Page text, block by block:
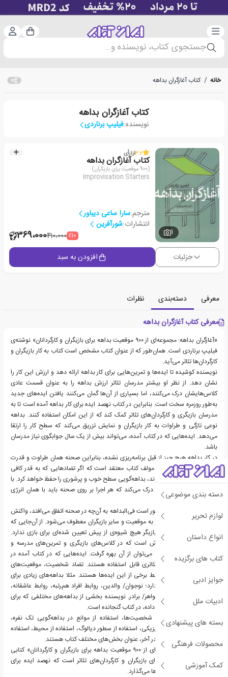
دسته‌بندی سبد
جستجوی کتاب، نویسنده و...
دسته بندی موضوعی
لوازم تحریر
انواع داستان
کتاب های برگزیده
جوایز ادبی
ادبیات ملل
بسته های پیشنهادی
محصولات فرهنگی
کمک آموزشی
خانه / کتاب آغازگران بداهه
کتاب آغازگران بداهه
نویسنده:فیلیپ برناردی
1
3.2از1رأی
کتاب آغازگران بداهه
(900 موقعیت برای بازیگران)
Improvisation Starters
مترجم:سارا ساعی دیباور
انتشارات:شورآفرین
٪10410،000369،000
جزئیات افزودن به سبد
معرفی دسته‌بندی
نظرات
معرفی کتاب آغازگران بداهه
«آغازگران بداهه‌: مجموعه‌ای‌ از ۹۰۰ موقعیت‌ بداهه‌ برای بازیگران و کارگردانان» نوشته‌ی
فیلیپ‌ برناردی است. همان‌طور که از عنوان کتاب مشخص است کتاب به کار بازیگران و
کارگردان‌ها تئاتر می‌آید.
نویسنده کوشیده تا ایده‌ها و تمرین‌هایی برای کار بداهه ارائه دهد و ارزش این کار را
نشان دهد. از نظر او بیشتر مدرسان‌ تئاتر ارزش‌ بداهه‌ را به‌ عنوان‌ قسمت‌ عادی‌
کلاس‌هایشان‌ درک‌ می‌کنند، اما بسیاری‌ از آن‌ها گمان می‌کنند یافتن‌ ایده‌های‌ جدید
به‌طور روزمره‌ سخت‌ است‌. بنابراین در کتاب نهصد ایده برای کار بداهه آمده است تا به
مدرسان بازیگری و کارگردان‌های تئاتر کمک کند که از این امکان استفاده کنند. بداهه
نوعی تازگی و طراوات به کار بازیگران و نمایش تزریق می‌کند که سطح کار را ارتقا
می‌دهد. ایده‌هایی که در کتاب آمده، می‌تواند بیش از یک سال جوابگوی نیاز مدرسان‌
باشد.
در کار بداهه‌ هیچ چیز از قبل برنامه‌ریزی‌ نشده‌، بنابراین‌ صحنه‌ همان‌ طراوت‌ و قدرت‌
لحظه‌های زندگی را‌ دارد. مولف کتاب معتقد است که اگر تضادهایی‌ که‌ به‌ قدر کافی‌
پرقدرت هستند مطرح‌ شوند، بداهه‌گویی‌ سطح‌ خوب و‌ پرشوری‌ را حفظ‌ خواهد کرد. با
تمرین‌ کافی‌، بازیگر کم‌کم‌ درک‌ می‌کند که‌ هر اجرا بر روی‌ صحنه‌ باید با همان‌ انرژی‌‌
بداهه‌گویی‌ انجام‌ شود.
در‌ بداهه‌گویی‌، بازیگر مجبور است فی‌البداهه‌ به‌ آن‌چه‌ در صحنه‌ اتفاق‌ می‌افتد، واکنش
نشان دهد. همه‌ی تمرکز او به‌ موقعیت‌ و‌ سایر بازیگران‌ ‌معطوف‌ می‌شود‌. از آن‌جایی‌ که‌
هیچ‌ متنی وجود ندارد‌، بازیگر هیچ‌ شیوه‌ی از پیش‌ تعیین‌ شده‌ای‌ برای‌ بازی‌‌ ندارد.
بداهه‌گویی تکنیکی باارزش است که در کلاس‌های بازیگری و تمرین‌های مدرسه و
تولیدات آماتور و حرفه‌ای می‌توان از آن بهره گرفت. ایده‌هایی که در کتاب آمده در
بسیاری از موقعیت‌های تئاتری قابل استفاده هستند. تضاد شخصیت، موقعیت‌های
فیزیکی و استفاده از محیط برخی از این ایده‌ها هستند. مثلا بداهه‌های زیادی برای
تضاد شخصیت‌ها وجود دارد؛ نوجوان/ والدین، روابط افراد هم‌رتبه، روابط عاشقانه،
همکاران، دکتر/ مریض، خواهر/ برادر. نویسنده بخشی از بداهه‌های مختلفی که برای
تولید رومئو و ژولیت ارائه داده، در کتاب گنجانده است.
مقدمه‌، استفاده‌ از تضاد شخصیت‌ها، استفاده‌ از موانع‌ در بداهه‌گویی‌ تک‌ نفره‌،
استفاده‌ از موقعیت‌های‌ فیزیکی‌، استفاده‌ از سطور‌ دیالوگ‌، استفاده‌ از محیط‌، استفاده‌
از وسایل‌ صحنه‌ در تئاتر و در آخر، عنوان بخش‌های مختلف کتاب هستند.
«آغازگران بداهه‌: مجموعه‌ای‌ از ۹۰۰ موقعیت‌ بداهه‌ برای بازیگران و کارگردانان» کتابی
مفید و بسیار کاربردی برای بازیگران و کارگردان‌های تئاتر است که نهصد ایده برای
بداهه‌پردازی در اختیار آن‌ها می‌گذارد.